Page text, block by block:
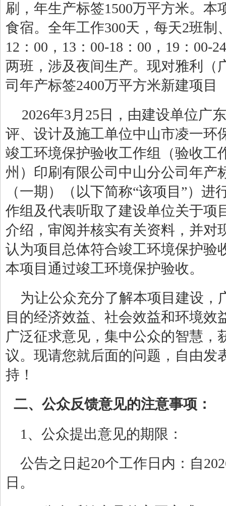
刷 ，年生产标签1500万平方米。本
食宿。全年工作300天，每天2班制
12 ： 00 ， 13 ： 00-18 ： 00 ， 19 ： 00-24
两班， 涉及夜间生产。 现对雅利（
司年产标签2400万平方米新建项目
2026年3月 25 日 ，由建设单位广
评、设计及施工单位中山市凌一环
竣工环境保护验收工作组（验收工
州）印刷有限公司中山分公司年产
（一期）（以下简称“该项目”）
作组及代表听取了建设单位关于项
介绍，审阅并核实有关资料，并对
认为项目总体符合竣工环境保护验
本项目通过竣工环境保护验收。
为让公众充分了解本项目建设，
目的经济效益、社会效益和环境
广泛征求意见，集中公众的智慧，
议。现请您就后面的问题，自由发
持！
二、公众反馈意见的注意事项：
1、公众提出意见的期限：
公告之日起20个工作日内：自202
日。